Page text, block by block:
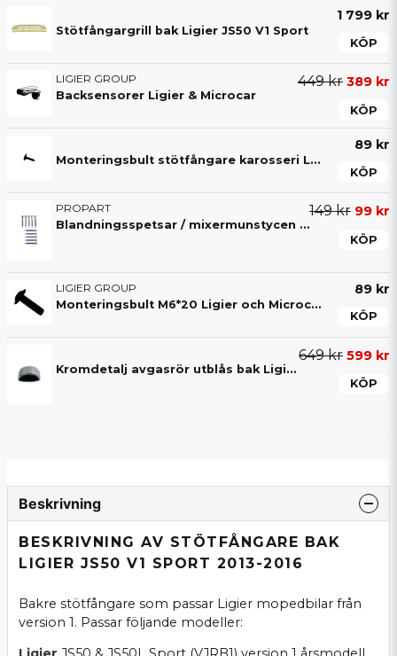
Stötfångargrill bak Ligier JS50 V1 Sport
1 799 kr
KÖP
LIGIER GROUP
Backsensorer Ligier & Microcar
449 kr 389 kr
KÖP
Monteringsbult stötfångare karosseri Ligier & Microcar
89 kr
KÖP
PROPART
Blandningsspetsar / mixermunstycen (10-pack) till 2-komponentslim – För exakt blandning av lim
149 kr 99 kr
KÖP
LIGIER GROUP
Monteringsbult M6*20 Ligier och Microcar
89 kr
KÖP
Kromdetalj avgasrör utblås bak Ligier IXO / JS50 V1 / JS RC
649 kr 599 kr
KÖP
Beskrivning
BESKRIVNING AV STÖTFÅNGARE BAK
LIGIER JS50 V1 SPORT 2013-2016
Bakre stötfångare som passar Ligier mopedbilar från
version 1. Passar följande modeller: